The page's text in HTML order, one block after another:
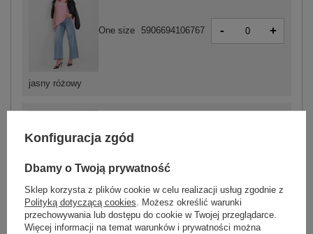
jasny różowy
One size 5906694106767 - +
biały
One size 5906694106750
Konfiguracja zgód
Dbamy o Twoją prywatność
Sklep korzysta z plików cookie w celu realizacji usług zgodnie z
Polityką dotyczącą cookies. Możesz określić warunki
przechowywania lub dostępu do cookie w Twojej przeglądarce.
Więcej informacji na temat warunków i prywatności można